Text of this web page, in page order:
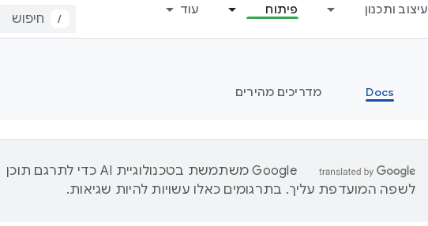
עיצוב ותכנון פיתוח עוד
/
Docs מדריכים מהירים
‫Google משתמשת בטכנולוגיית AI כדי לתרגם תוכן
לשפה המועדפת עליך. בתרגומים כאלו עשויות להיות שגיאות.